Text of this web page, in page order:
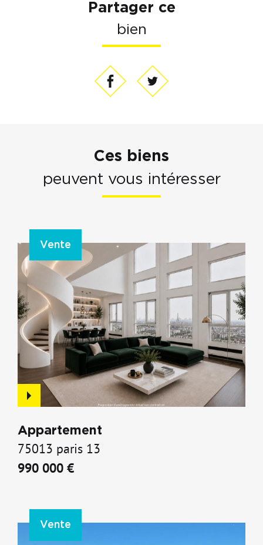
Partager ce
bien
Ces biens
peuvent vous intéresser
Vente
Appartement
75013 paris 13
990 000 €
Vente